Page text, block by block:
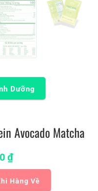
Dưỡng
Avocado Matcha
₫
Hàng Về